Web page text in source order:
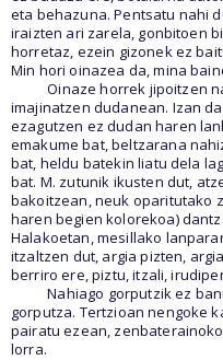
eta behazuna. Pentsatu nahi
iraizten ari zarela, gonbitoen
horretaz, ezein gizonek ez
Min hori oinazea da, mina
Oinaze horrek jipoitzen
imajinatzen dudanean. Izan
ezagutzen ez dudan haren
emakume bat, beltzarana
bat, heldu batekin liatu dela
bat. M. zutunik ikusten dut,
bakoitzean, neuk oparitutako
haren begien kolorekoa)
Halakoetan, mesillako
itzaltzen dut, argia pizten,
berriro ere, piztu, itzali,
Nahiago gorputzik ez
gorputza. Tertzioan nengoke
pairatu ezean,
lorra.